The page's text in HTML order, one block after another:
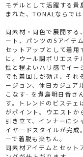
モデルとして活躍する貴
まれた、TONALならで
同素材・同色で展開する
ート、パンツの5アイテム
セットアップとして着用
に。ウール調ポリエステ
性と程よいハリ感でイー
でも着回しが効き、それ
ージョン、休日カジュア
こなす- を貴島明日香さ
す。トレンドのビスチェ
がポイント。ウエストか
引き立て、インナーにシ
イヤードスタイルが完成
ーで着脱も楽ちん。
同素材アイテムとセット